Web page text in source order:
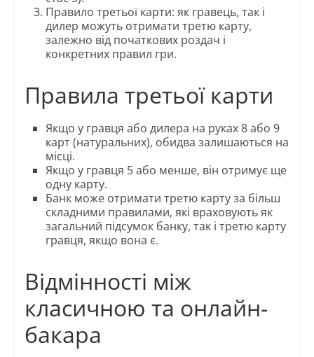
Правило третьої карти: як гравець, так і
дилер можуть отримати третю карту,
залежно від початкових роздач і
конкретних правил гри.
Правила третьої карти
Якщо у гравця або дилера на руках 8 або 9
карт (натуральних), обидва залишаються на
місці.
Якщо у гравця 5 або менше, він отримує ще
одну карту.
Банк може отримати третю карту за більш
складними правилами, які враховують як
загальний підсумок банку, так і третю карту
гравця, якщо вона є.
Відмінності між
класичною та онлайн-
бакара